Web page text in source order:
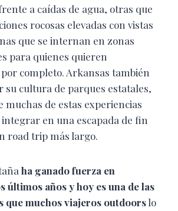
a caídas de agua, otras que
rocosas elevadas con vistas
que se internan en zonas
para quienes quieren
completo. Arkansas también
su cultura de parques estatales,
muchas de estas experiencias
integrar en una escapada de fin
road trip más largo.
ha ganado fuerza en
últimos años y hoy es una de las
que muchos viajeros outdoorslo